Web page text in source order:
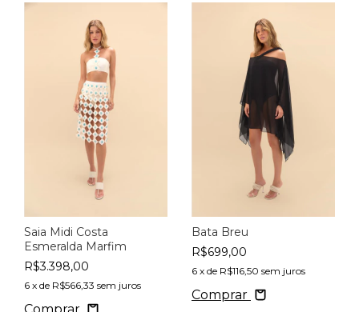
Saia Midi Costa
Esmeralda Marfim
R$3.398,00
6 x de R$566,33 sem juros
Bata Breu
R$699,00
6 x de R$116,50 sem juros
Comprar